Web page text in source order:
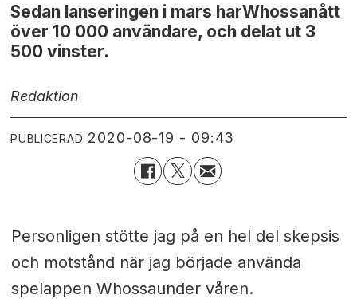
Sedan lanseringen i mars harWhossanått
över 10 000 användare, och delat ut 3
500 vinster.
Redaktion
PUBLICERAD 2020-08-19 - 09:43
Personligen stötte jag på en hel del skepsis
och motstånd när jag började använda
spelappen Whossaunder våren.